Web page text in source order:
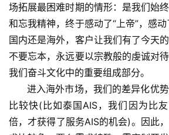
场拓展最困难时期的情形：是我们始
和忘我精神，终于感动了“上帝”，感
国内还是海外，客户让我们有了今天
不要忘本，永远要以宗教般的虔诚对
我们奋斗文化中的重要组成部分。
进入海外市场，我们的差异化优势
比较快(比如泰国AIS，我们因为比
倍，才获得了服务AIS的机会)。因此